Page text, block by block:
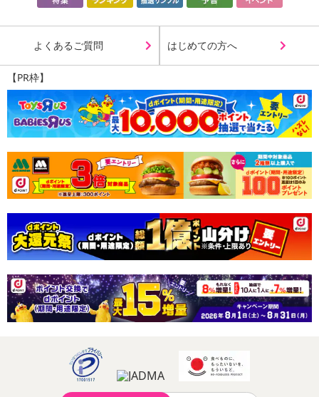
よくあるご質問 はじめての方へ
【PR枠】